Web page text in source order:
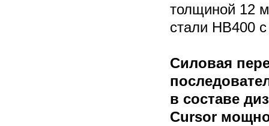
толщиной 12
стали HB400
Силовая
в составе
Cursor